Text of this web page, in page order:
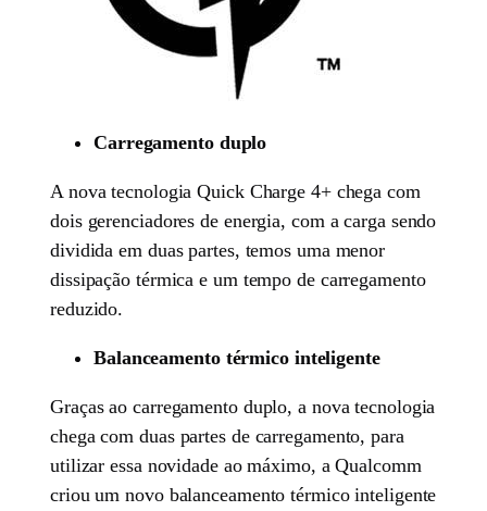
Carregamento duplo
A nova tecnologia Quick Charge 4+ chega com
dois gerenciadores de energia, com a carga sendo
dividida em duas partes, temos uma menor
dissipação térmica e um tempo de carregamento
reduzido.
Balanceamento térmico inteligente
Graças ao carregamento duplo, a nova tecnologia
chega com duas partes de carregamento, para
utilizar essa novidade ao máximo, a Qualcomm
criou um novo balanceamento térmico inteligente